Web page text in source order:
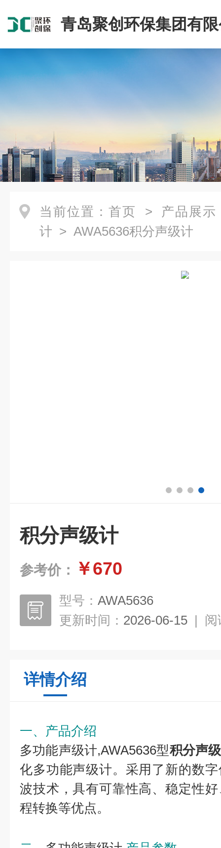
青岛聚创环保集团有
当前位置： 首页 > 产品展示
计 > AWA5636积分声级计
积分声级计
参考价： ￥670
型号： AWA5636
更新时间： 2026-06-15 | 阅
详情介绍
一、产品介绍
多功能声级计,AWA5636型积分声
化多功能声级计。采用了新的数
波技术，具有可靠性高、稳定性
程转换等优点。